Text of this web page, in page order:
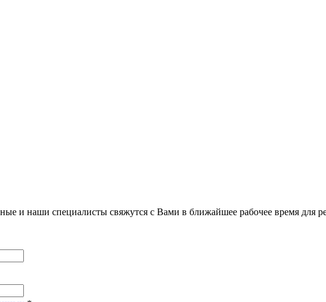
и наши специалисты свяжутся с Вами в ближайшее рабочее время для